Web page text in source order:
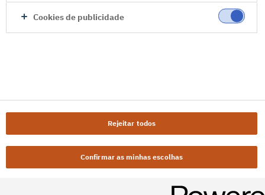
Cookies de publicidade
Rejeitar todos
Confirmar as minhas escolhas